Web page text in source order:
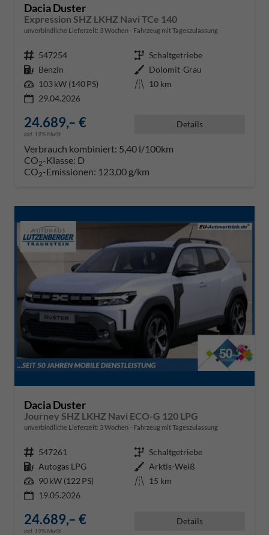
Dacia Duster
Expression SHZ LKHZ Navi TCe 140
unverbindliche Lieferzeit: 3 Wochen Fahrzeug mit Tageszulassung
Fahrzeugnr. 547254 Getriebe Schaltgetriebe
Kraftstoff Benzin Außenfarbe Dolomit-Grau
Leistung 103 kW (140 PS) Kilometerstand 10 km
29.04.2026
24.689,– €
incl. 19% MwSt.
Details
Verbrauch kombiniert: 5,40 l/100km
CO2-Klasse: D
CO2-Emissionen: 123,00 g/km
Dacia Duster
Journey SHZ LKHZ Navi ECO-G 120 LPG
unverbindliche Lieferzeit: 3 Wochen Fahrzeug mit Tageszulassung
Fahrzeugnr. 547261 Getriebe Schaltgetriebe
Kraftstoff Autogas LPG Außenfarbe Arktis-Weiß
Leistung 90 kW (122 PS) Kilometerstand 15 km
19.05.2026
24.689,– €
incl. 19% MwSt.
Details